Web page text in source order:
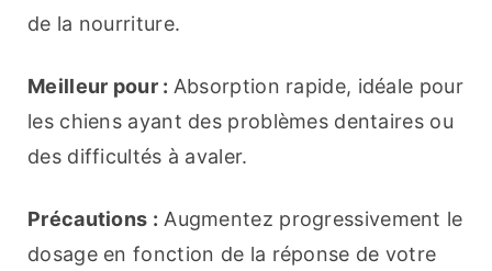
de la nourriture.
Meilleur pour : Absorption rapide, idéale pour
les chiens ayant des problèmes dentaires ou
des difficultés à avaler.
Précautions : Augmentez progressivement le
dosage en fonction de la réponse de votre